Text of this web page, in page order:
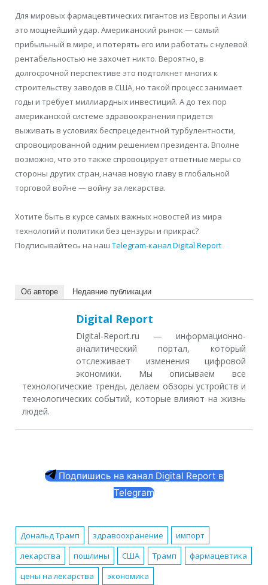
Для мировых фармацевтических гигантов из Европы и Азии
это мощнейший удар. Американский рынок — самый
прибыльный в мире, и потерять его или работать с нулевой
рентабельностью не захочет никто. Вероятно, в
долгосрочной перспективе это подтолкнет многих к
строительству заводов в США, но такой процесс занимает
годы и требует миллиардных инвестиций. А до тех пор
американской системе здравоохранения придется
выживать в условиях беспрецедентной турбулентности,
спровоцированной одним решением президента. Вполне
возможно, что это также спровоцирует ответные меры со
стороны других стран, начав новую главу в глобальной
торговой войне — войну за лекарства.
Хотите быть в курсе самых важных новостей из мира
технологий и политики без цензуры и прикрас?
Подписывайтесь на наш Telegram-канал Digital Report
Об авторе Недавние публикации
Digital Report
Digital-Report.ru — информационно-
аналитический портал, который
отслеживает изменения цифровой
экономики. Мы описываем все
технологические тренды, делаем обзоры устройств и
технологических событий, которые влияют на жизнь
людей.
Подпишись на канал Digital Report в
Telegram
Дональд Трамп здравоохранение
импорт
лекарства
пошлины США Трамп
фармацевтика
цены на лекарства
экономика